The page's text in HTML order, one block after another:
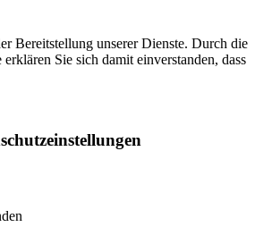
Bereitstellung unserer Dienste. Durch die
Sie sich damit einverstanden, dass